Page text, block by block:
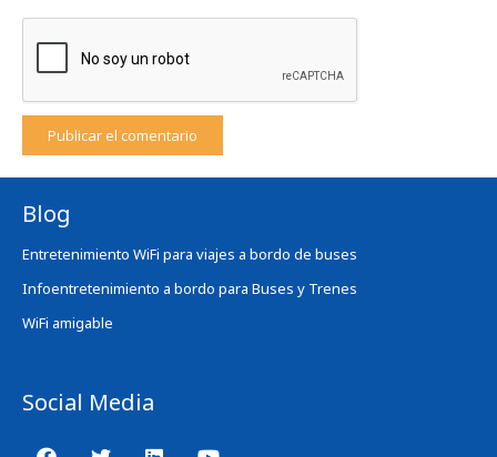
Publicar el comentario
Blog
Entretenimiento WiFi para viajes a bordo de buses
Infoentretenimiento a bordo para Buses y Trenes
WiFi amigable
Social Media